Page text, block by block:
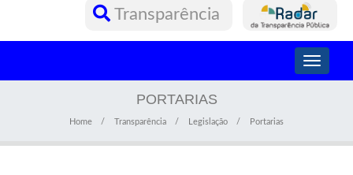
Transparência
Toggle
PORTARIAS
Home Transparência Legislação Portarias